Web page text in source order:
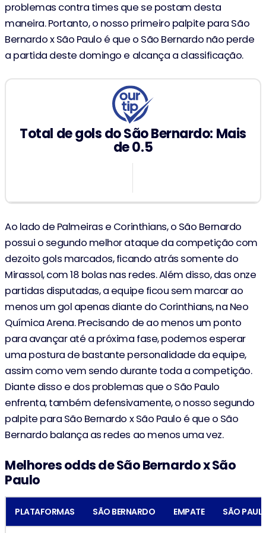
problemas contra times que se postam desta
maneira. Portanto, o nosso primeiro palpite para São
Bernardo x São Paulo é que o São Bernardo não perde
a partida deste domingo e alcança a classificação.
Total de gols do São Bernardo: Mais
de 0.5
Ao lado de Palmeiras e Corinthians, o São Bernardo
possui o segundo melhor ataque da competição com
dezoito gols marcados, ficando atrás somente do
Mirassol, com 18 bolas nas redes. Além disso, das onze
partidas disputadas, a equipe ficou sem marcar ao
menos um gol apenas diante do Corinthians, na Neo
Química Arena. Precisando de ao menos um ponto
para avançar até a próxima fase, podemos esperar
uma postura de bastante personalidade da equipe,
assim como vem sendo durante toda a competição.
Diante disso e dos problemas que o São Paulo
enfrenta, também defensivamente, o nosso segundo
palpite para São Bernardo x São Paulo é que o São
Bernardo balança as redes ao menos uma vez.
Melhores odds de São Bernardo x São
Paulo
PLATAFORMAS SÃO BERNARDO EMPATE SÃO